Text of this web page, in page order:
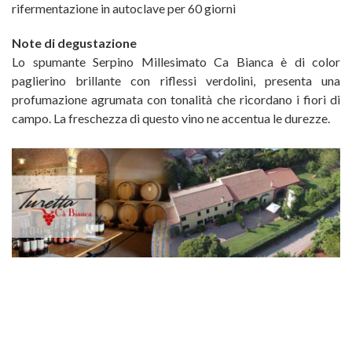
rifermentazione in autoclave per 60 giorni
Note di degustazione
Lo spumante Serpino Millesimato Ca Bianca è di color
paglierino brillante con riflessi verdolini, presenta una
profumazione agrumata con tonalità che ricordano i fiori di
campo. La freschezza di questo vino ne accentua le durezze.